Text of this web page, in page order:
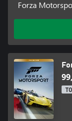
exkluzívne VIP
*Online hranie pre
Game Pass
Forza